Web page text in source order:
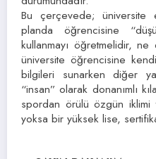
Bu çerçevede; üniversite
planda öğrencisine
kullanmayı öğretmelidir,
üniversite öğrencisine
bilgileri sunarken diğer
“insan” olarak donanımlı
spordan örülü özgün iklimi
yoksa bir yüksek lise,